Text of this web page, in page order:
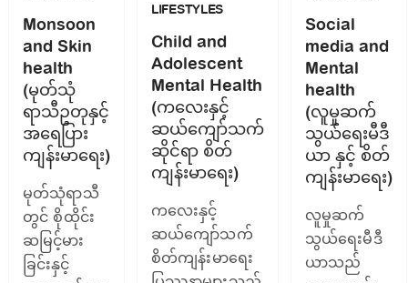
Monsoon
and Skin
health
(မုတ်သုံ
ရာသီဥတုနှင့်
အရေပြား
ကျန်းမာ‌ရေး)
မုတ်သုံရာသီ
တွင် စိုထိုင်း
ဆမြင့်မား
ခြင်းနှင့်
LIFESTYLES
Child and
Adolescent
Mental Health
(ကလေးနှင့်
ဆယ်ကျော်သက်
ဆိုင်ရာ စိတ်
ကျန်းမာရေး)
ကလေးနှင့်
ဆယ်ကျော်သက်
စိတ်ကျန်းမာရေး
Social
media and
Mental
health
(လူမှုဆက်
သွယ်ရေးမီဒီ
ယာ နှင့် စိတ်
ကျန်းမာရေး)
လူမှုဆက်
သွယ်ရေးမီဒီ
ယာသည်